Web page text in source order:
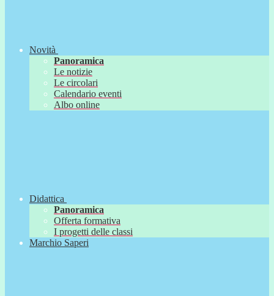
Novità
Panoramica
Le notizie
Le circolari
Calendario eventi
Albo online
Didattica
Panoramica
Offerta formativa
I progetti delle classi
Marchio Saperi